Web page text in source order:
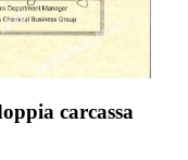
carcassa